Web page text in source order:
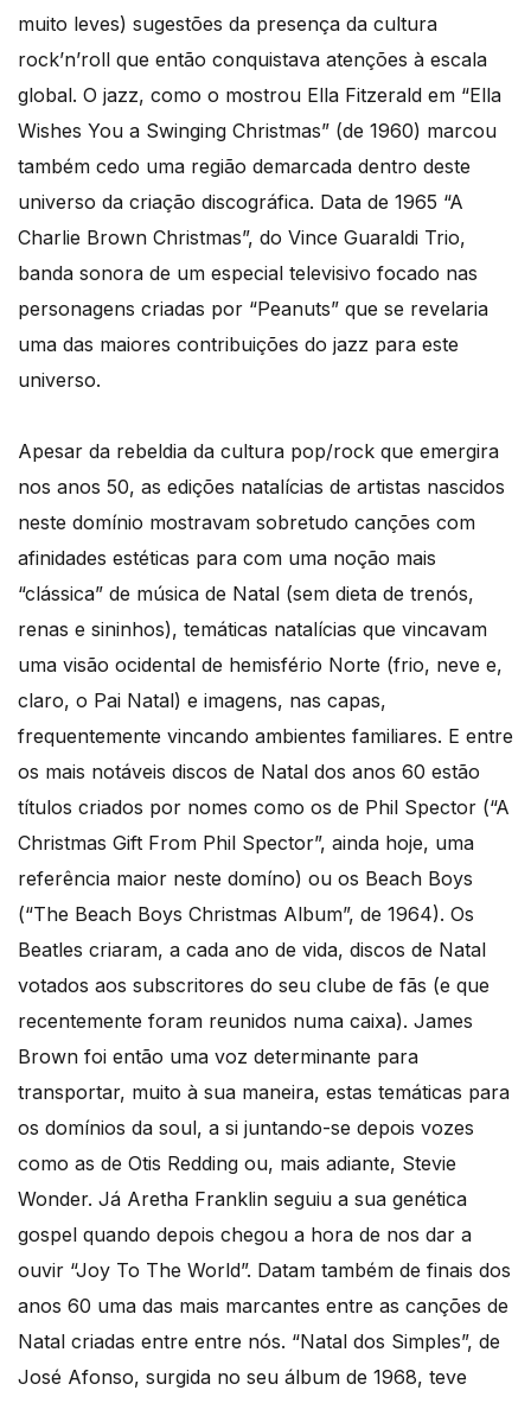
muito leves) sugestões da presença da cultura
rock’n’roll que então conquistava atenções à escala
global. O jazz, como o mostrou Ella Fitzerald em “Ella
Wishes You a Swinging Christmas” (de 1960) marcou
também cedo uma região demarcada dentro deste
universo da criação discográfica. Data de 1965 “A
Charlie Brown Christmas”, do Vince Guaraldi Trio,
banda sonora de um especial televisivo focado nas
personagens criadas por “Peanuts” que se revelaria
uma das maiores contribuições do jazz para este
universo.
Apesar da rebeldia da cultura pop/rock que emergira
nos anos 50, as edições natalícias de artistas nascidos
neste domínio mostravam sobretudo canções com
afinidades estéticas para com uma noção mais
“clássica” de música de Natal (sem dieta de trenós,
renas e sininhos), temáticas natalícias que vincavam
uma visão ocidental de hemisfério Norte (frio, neve e,
claro, o Pai Natal) e imagens, nas capas,
frequentemente vincando ambientes familiares. E entre
os mais notáveis discos de Natal dos anos 60 estão
títulos criados por nomes como os de Phil Spector (“A
Christmas Gift From Phil Spector”, ainda hoje, uma
referência maior neste domíno) ou os Beach Boys
(“The Beach Boys Christmas Album”, de 1964). Os
Beatles criaram, a cada ano de vida, discos de Natal
votados aos subscritores do seu clube de fãs (e que
recentemente foram reunidos numa caixa). James
Brown foi então uma voz determinante para
transportar, muito à sua maneira, estas temáticas para
os domínios da soul, a si juntando-se depois vozes
como as de Otis Redding ou, mais adiante, Stevie
Wonder. Já Aretha Franklin seguiu a sua genética
gospel quando depois chegou a hora de nos dar a
ouvir “Joy To The World”. Datam também de finais dos
anos 60 uma das mais marcantes entre as canções de
Natal criadas entre entre nós. “Natal dos Simples”, de
José Afonso, surgida no seu álbum de 1968, teve